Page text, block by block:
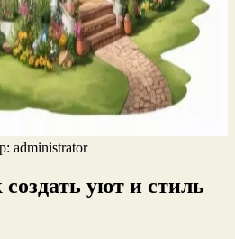
administrator
уют и стиль